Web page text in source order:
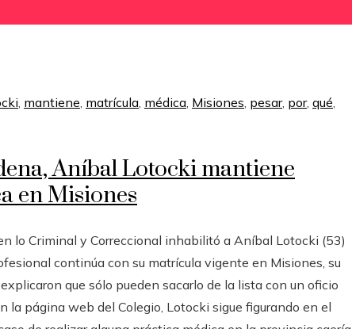
mantiene matrícula médica Misiones pesar, por, qué
Aníbal Lotocki mantiene
en Misiones
lo Criminal y Correccional inhabilitó a Aníbal Lotocki (53)
continúa con su matrícula vigente en Misiones, su
que sólo pueden sacarlo de la lista con un oficio
la página web del Colegio, Lotocki sigue figurando en el